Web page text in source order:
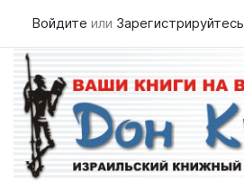
Войдите или Зарегистрируйтесь